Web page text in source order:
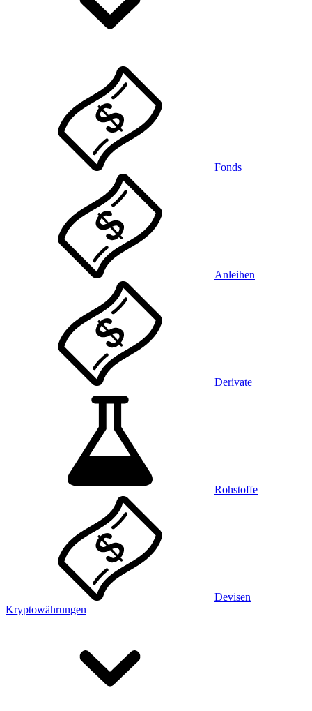
Fonds
Anleihen
Derivate
Rohstoffe
Devisen
Kryptowährungen